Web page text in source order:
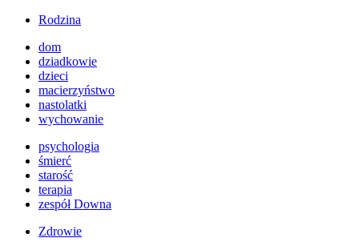
Rodzina
dom
dziadkowie
dzieci
macierzyństwo
nastolatki
wychowanie
psychologia
śmierć
starość
terapia
zespół Downa
Zdrowie